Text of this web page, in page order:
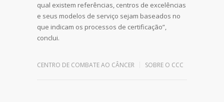
qual existem referências, centros de excelências
e seus modelos de serviço sejam baseados no
que indicam os processos de certificação”,
conclui.
CENTRO DE COMBATE AO CÂNCER SOBRE O CCC